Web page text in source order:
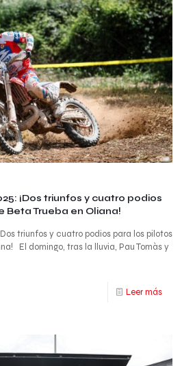
¡Dos triunfos y cuatro podios
Beta Trueba en Oliana!
triunfos y cuatro podios para los pilotos
El domingo, tras la lluvia, Pau Tomàs y
Leer más